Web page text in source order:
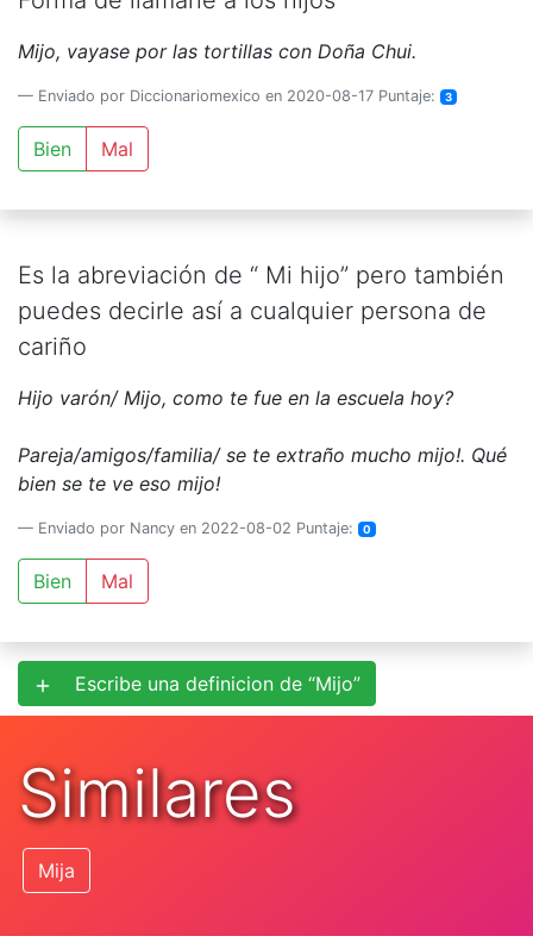
Mijo, vayase por las tortillas con Doña Chui.
Enviado por Diccionariomexico en 2020-08-17 Puntaje: 3
Bien Mal
Es la abreviación de “ Mi hijo” pero también
puedes decirle así a cualquier persona de
cariño
Hijo varón/ Mijo, como te fue en la escuela hoy?
Pareja/amigos/familia/ se te extraño mucho mijo!. Qué
bien se te ve eso mijo!
Enviado por Nancy en 2022-08-02 Puntaje: 0
Bien Mal
Escribe una definicion de “Mijo”
Similares
Mija